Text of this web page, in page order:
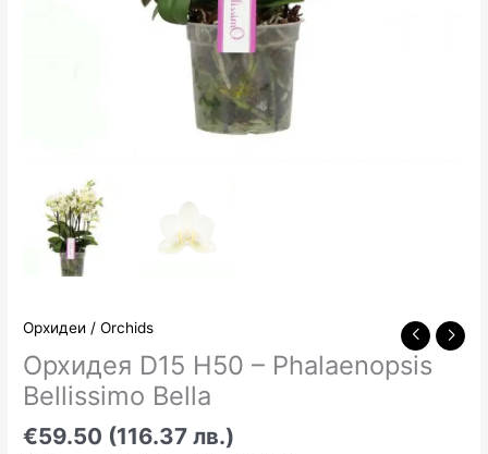
Орхидеи / Orchids
Орхидея D15 H50 – Phalaenopsis
Bellissimo Bella
€59.50 (116.37 лв.)